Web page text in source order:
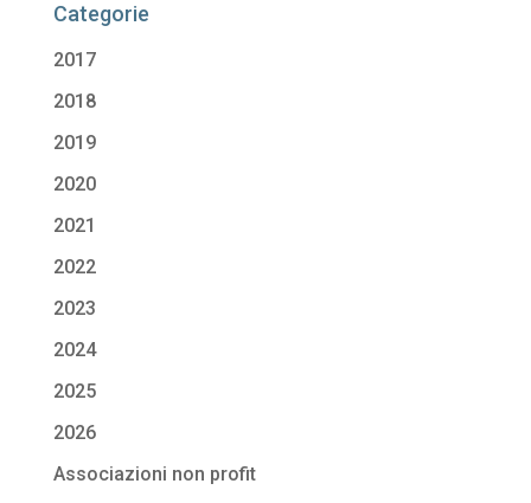
Categorie
2017
2018
2019
2020
2021
2022
2023
2024
2025
2026
Associazioni non profit